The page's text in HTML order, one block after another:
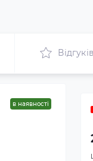
Відгуків
в наявності